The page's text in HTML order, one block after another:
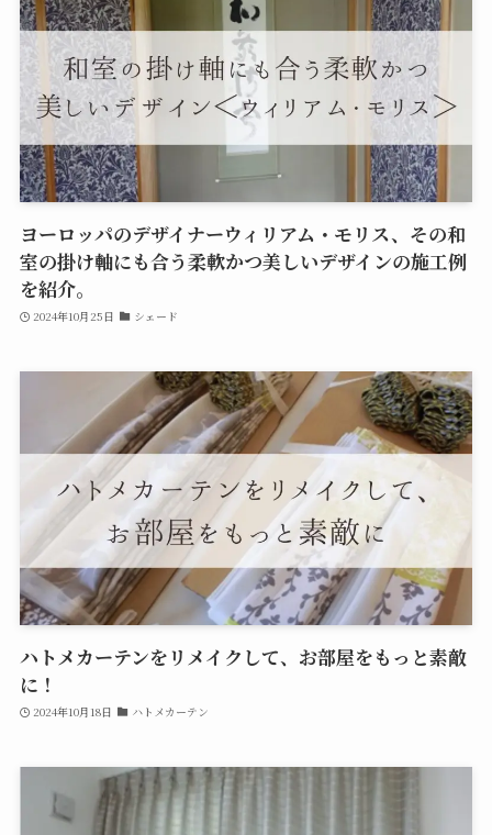
ヨーロッパのデザイナーウィリアム・モリス、その和
室の掛け軸にも合う柔軟かつ美しいデザインの施工例
を紹介。
2024年10月25日 シェード
ハトメカーテンをリメイクして、お部屋をもっと素敵
に！
2024年10月18日 ハトメカーテン